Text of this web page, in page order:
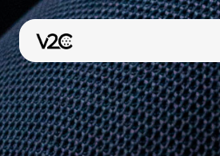
Preskoči
na
sadržaj